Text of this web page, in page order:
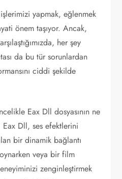
yapmak, eğlenmek
önem taşıyor. Ancak,
her şey
da bu tür sorunlardan
ciddi şekilde
Eax Dll dosyasının ne
Dll, ses efektlerini
bir dinamik bağlantı
veya bir film
zenginleştirmek